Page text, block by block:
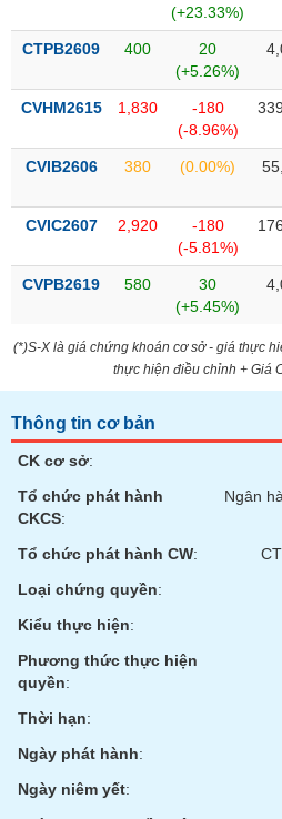
kỹ
Hồ
doanh
nghiệp
Tin
tức
kiện
liệu
thị
trường
(+23.33%)
CTPB2609 400
20
(+5.26%)
CVHM2615 1,830
-180
(-8.96%)
CVIB2606 380 (0.00%)
CVIC2607 2,920
-180
(-5.81%)
CVPB2619 580
30
(+5.45%)
(*)S-X là giá chứng khoán cơ sở - giá thực
thực hiện điều chỉnh + Giá
Thông tin cơ bản
CK cơ sở:
Tổ chức phát hành
CKCS:
Ngân
Tổ chức phát hành CW:
Loại chứng quyền:
Kiểu thực hiện:
Phương thức thực hiện
quyền:
Thời hạn:
Ngày phát hành:
Ngày niêm yết:
NGUYÊN
LIỆU
CÔNG
TIÊU
DÙNG
KHÔNG
YẾU
TIÊU
THIẾT
YẾU
CHĂM